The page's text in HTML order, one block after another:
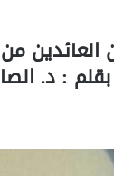
من
بقلم : د.